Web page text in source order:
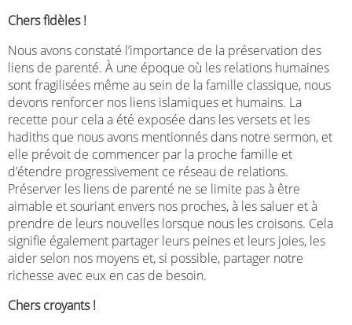
Chers fidèles !
Nous avons constaté l’importance de la préservation des
liens de parenté. À une époque où les relations humaines
sont fragilisées même au sein de la famille classique, nous
devons renforcer nos liens islamiques et humains. La
recette pour cela a été exposée dans les versets et les
hadiths que nous avons mentionnés dans notre sermon, et
elle prévoit de commencer par la proche famille et
d’étendre progressivement ce réseau de relations.
Préserver les liens de parenté ne se limite pas à être
aimable et souriant envers nos proches, à les saluer et à
prendre de leurs nouvelles lorsque nous les croisons. Cela
signifie également partager leurs peines et leurs joies, les
aider selon nos moyens et, si possible, partager notre
richesse avec eux en cas de besoin.
Chers croyants !